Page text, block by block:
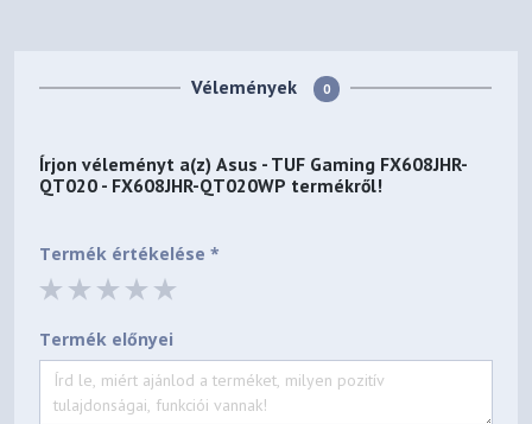
Vélemények 0
Írjon véleményt a(z)Asus - TUF Gaming FX608JHR-
QT020 - FX608JHR-QT020WP termékről!
Termék értékelése *
Termék előnyei